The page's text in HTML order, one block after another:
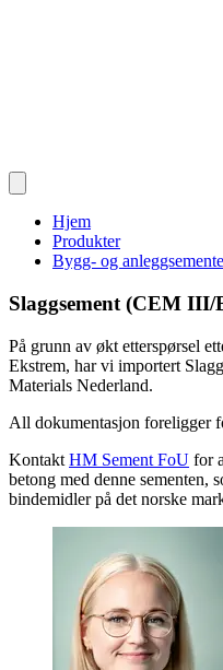
Hjem
Produkter
Bygg- og
Slaggsement (CEM
På grunn av økt etterspørsel
Ekstrem, har vi importert
Materials Nederland.
All dokumentasjon foreligger
Kontakt HM Sement FoU for
betong med denne sementen,
bindemidler på det norske